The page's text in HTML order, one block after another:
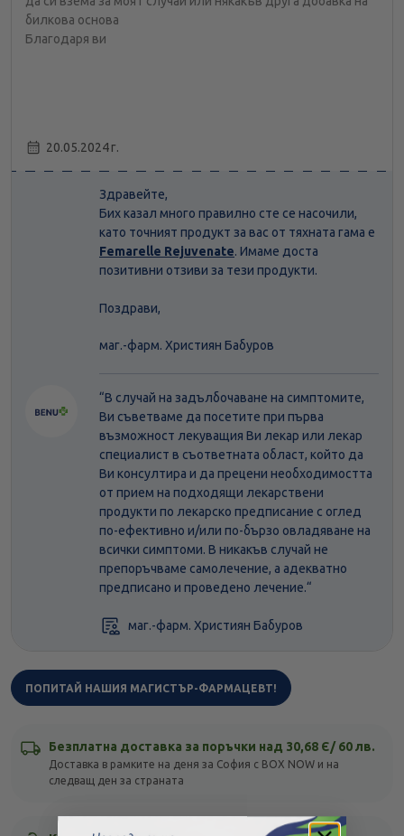
билкова основа
Благодаря ви
20.05.2024 г.
Здравейте,
Бих казал много правилно сте се насочили,
като точният продукт за вас от тяхната гама е
Femarelle Rejuvenate. Имаме доста
позитивни отзиви за тези продукти.
Поздрави,
маг.-фарм. Християн Бабуров
“В случай на задълбочаване на симптомите,
Ви съветваме да посетите при първа
възможност лекуващия Ви лекар или лекар
специалист в съответната област, който да
Ви консултира и да прецени необходимостта
от прием на подходящи лекарствени
продукти по лекарско предписание с оглед
по-ефективно и/или по-бързо овладяване на
всички симптоми. В никакъв случай не
препоръчваме самолечение, а адекватно
предписано и проведено лечение.“
маг.-фарм. Християн Бабуров
ПОПИТАЙ НАШИЯ МАГИСТЪР-ФАРМАЦЕВТ!
Безплатна доставка за поръчки над 30,68 Є/ 60 лв.
Доставка в рамките на деня за София с BOX NOW и на
следващ ден за страната